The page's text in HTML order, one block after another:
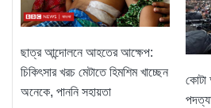
ছাত্র আন্দোলনে আহতের আক্ষেপ:
চিকিৎসার খরচ মেটাতে হিমশিম খাচ্ছেন
অনেকে, পাননি সহায়তা
কোটা